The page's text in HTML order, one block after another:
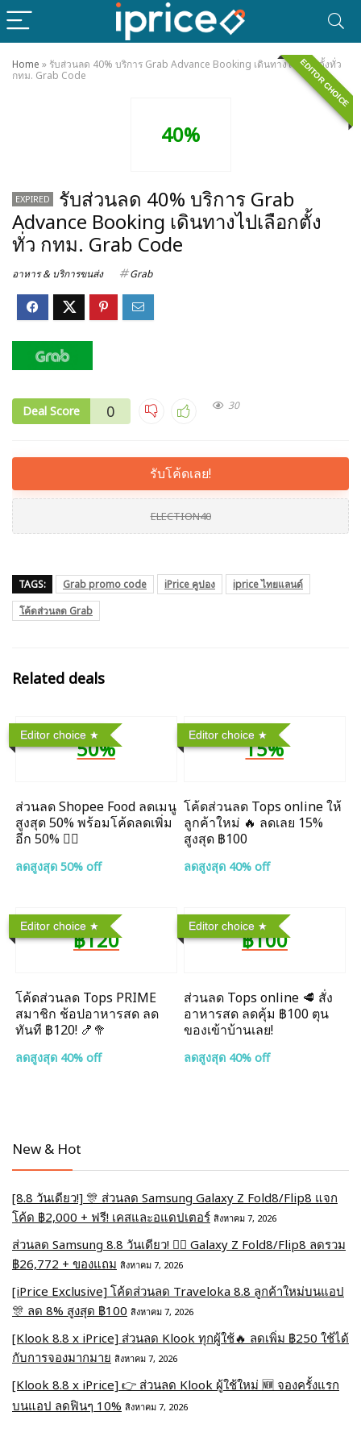
Home » รับส่วนลด 40% บริการ Grab Advance Booking เดินทางไปเลือกตั้งทั่ว
กทม. Grab Code
EDITOR CHOICE
40%
EXPIRED
รับส่วนลด 40% บริการ Grab
Advance Booking เดินทางไปเลือกตั้ง
ทั่ว กทม. Grab Code
อาหาร & บริการขนส่ง Grab
Deal Score 0 30
รับโค้ดเลย!
ELECTION40
TAGS: Grab promo code iPrice คูปอง
iprice ไทยแลนด์
โค้ดส่วนลด Grab
Related deals
Editor choice
50%
ส่วนลด Shopee Food ลดเมนู
สูงสุด 50% พร้อมโค้ดลดเพิ่ม
อีก 50% ❤️‍🔥
ลดสูงสุด 50% off
Editor choice
15%
โค้ดส่วนลด Tops online ให้
ลูกค้าใหม่ 🔥 ลดเลย 15%
สูงสุด ฿100
ลดสูงสุด 40% off
Editor choice
฿120
โค้ดส่วนลด Tops PRIME
สมาชิก ช้อปอาหารสด ลด
ทันที ฿120! 🍤🥦
ลดสูงสุด 40% off
Editor choice
฿100
ส่วนลด Tops online 🥩 สั่ง
อาหารสด ลดคุ้ม ฿100 ตุน
ของเข้าบ้านเลย!
ลดสูงสุด 40% off
New & Hot
[8.8 วันเดียว!] 🎊 ส่วนลด Samsung Galaxy Z Fold8/Flip8 แจก
โค้ด ฿2,000 + ฟรี! เคสและอแดปเตอร์ สิงหาคม 7, 2026
ส่วนลด Samsung 8.8 วันเดียว! ❤️‍🔥 Galaxy Z Fold8/Flip8 ลดรวม
฿26,772 + ของแถม สิงหาคม 7, 2026
[iPrice Exclusive] โค้ดส่วนลด Traveloka 8.8 ลูกค้าใหม่บนแอป
🎊 ลด 8% สูงสุด​ ฿100 สิงหาคม 7, 2026
[Klook 8.8 x iPrice] ส่วนลด Klook ทุกผู้ใช้🔥 ลดเพิ่ม ฿250 ใช้ได้
กับการจองมากมาย สิงหาคม 7, 2026
[Klook 8.8 x iPrice] 👉 ส่วนลด Klook ผู้ใช้ใหม่ 🆕 จองครั้งแรก
บนแอป ลดฟินๆ 10% สิงหาคม 7, 2026